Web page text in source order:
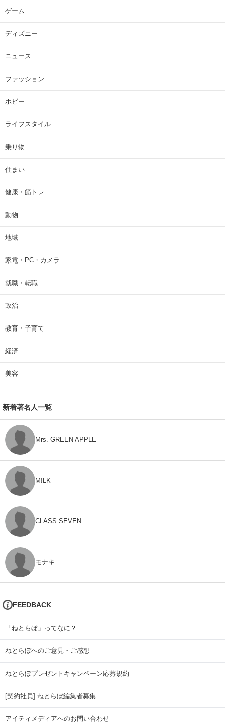
ゲーム
ディズニー
ニュース
ファッション
ホビー
ライフスタイル
乗り物
住まい
健康・筋トレ
動物
地域
家電・PC・カメラ
就職・転職
政治
教育・子育て
経済
美容
新着著名人一覧
Mrs. GREEN APPLE
M!LK
CLASS SEVEN
モナキ
FEEDBACK
「ねとらぼ」ってなに？
ねとらぼへのご意見・ご感想
ねとらぼプレゼントキャンペーン応募規約
[契約社員] ねとらぼ編集者募集
アイティメディアへのお問い合わせ